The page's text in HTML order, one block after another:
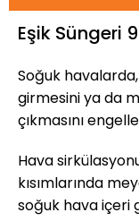
Eşik Süngeri
Soğuk
girmesini ya da
çıkmasını
Hava
kısımlarında
soğuk hava içeri